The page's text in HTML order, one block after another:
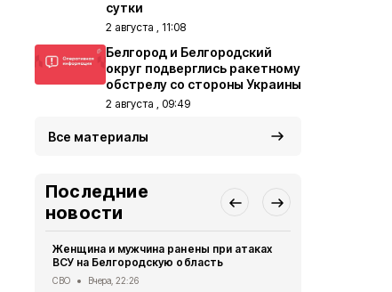
сутки
2 августа , 11:08
Белгород и Белгородский
округ подверглись ракетному
обстрелу со стороны Украины
2 августа , 09:49
Все материалы
Последние
новости
Женщина и мужчина ранены при атаках
ВСУ на Белгородскую область
СВО Вчера, 22:26